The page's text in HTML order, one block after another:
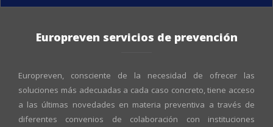
Europreven servicios de prevención
Europreven, consciente de la necesidad de ofrecer las
soluciones más adecuadas a cada caso concreto, tiene acceso
a las últimas novedades en materia preventiva a través de
diferentes convenios de colaboración con instituciones